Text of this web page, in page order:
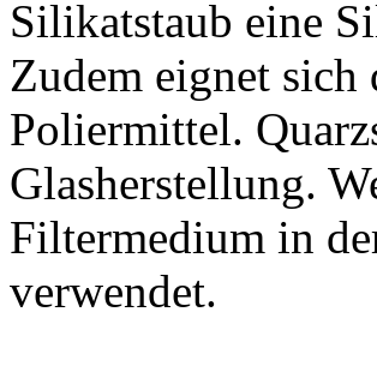
Silikatstaub eine
Zudem eignet sich
Poliermittel.
Glasherstellung.
Filtermedium in
verwendet.